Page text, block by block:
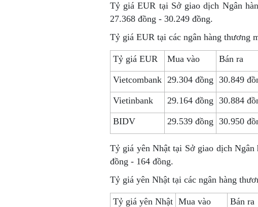
Tỷ giá EUR tại Sở giao dịch Ngân
27.368 đồng - 30.249 đồng.
Tỷ giá EUR tại các ngân hàng thương
Tỷ giá EUR Mua vào Bán ra
Vietcombank 29.304 đồng 30.849
Vietinbank 29.164 đồng 30.884
BIDV 29.539 đồng 30.950
Tỷ giá yên Nhật tại Sở giao dịch
đồng - 164 đồng.
Tỷ giá yên Nhật tại các ngân hàng
Tỷ giá yên Nhật Mua vào Bán ra